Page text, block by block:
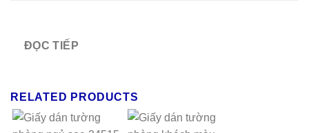
ĐỌC TIẾP
RELATED PRODUCTS